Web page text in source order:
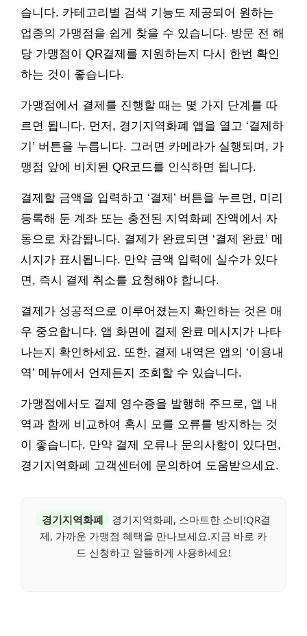
습니다. 카테고리별 검색 기능도 제공되어 원하는
업종의 가맹점을 쉽게 찾을 수 있습니다. 방문 전 해
당 가맹점이 QR결제를 지원하는지 다시 한번 확인
하는 것이 좋습니다.
가맹점에서 결제를 진행할 때는 몇 가지 단계를 따
르면 됩니다. 먼저, 경기지역화폐 앱을 열고 ‘결제하
기’ 버튼을 누릅니다. 그러면 카메라가 실행되며, 가
맹점 앞에 비치된 QR코드를 인식하면 됩니다.
결제할 금액을 입력하고 ‘결제’ 버튼을 누르면, 미리
등록해 둔 계좌 또는 충전된 지역화폐 잔액에서 자
동으로 차감됩니다. 결제가 완료되면 ‘결제 완료’ 메
시지가 표시됩니다. 만약 금액 입력에 실수가 있다
면, 즉시 결제 취소를 요청해야 합니다.
결제가 성공적으로 이루어졌는지 확인하는 것은 매
우 중요합니다. 앱 화면에 결제 완료 메시지가 나타
나는지 확인하세요. 또한, 결제 내역은 앱의 ‘이용내
역’ 메뉴에서 언제든지 조회할 수 있습니다.
가맹점에서도 결제 영수증을 발행해 주므로, 앱 내
역과 함께 비교하여 혹시 모를 오류를 방지하는 것
이 좋습니다. 만약 결제 오류나 문의사항이 있다면,
경기지역화폐 고객센터에 문의하여 도움받으세요.
경기지역화폐
경기지역화폐, 스마트한 소비!QR결
제, 가까운 가맹점 혜택을 만나보세요.지금 바로 카
드 신청하고 알뜰하게 사용하세요!